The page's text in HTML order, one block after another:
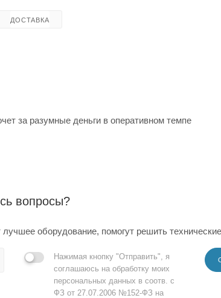
ДОСТАВКА
за разумные деньги в оперативном темпе
вопросы?
оборудование, помогут решить
Нажимая кнопку "Отправить", я
соглашаюсь на обработку моих
персональных данных в соотв. с
ФЗ от 27.07.2006 №152-ФЗ на